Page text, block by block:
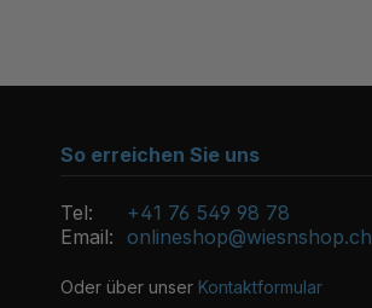
So erreichen Sie uns
Tel:
+41 76 549 98 78
Email: onlineshop@wiesnshop.ch
Oder über unser Kontaktformular